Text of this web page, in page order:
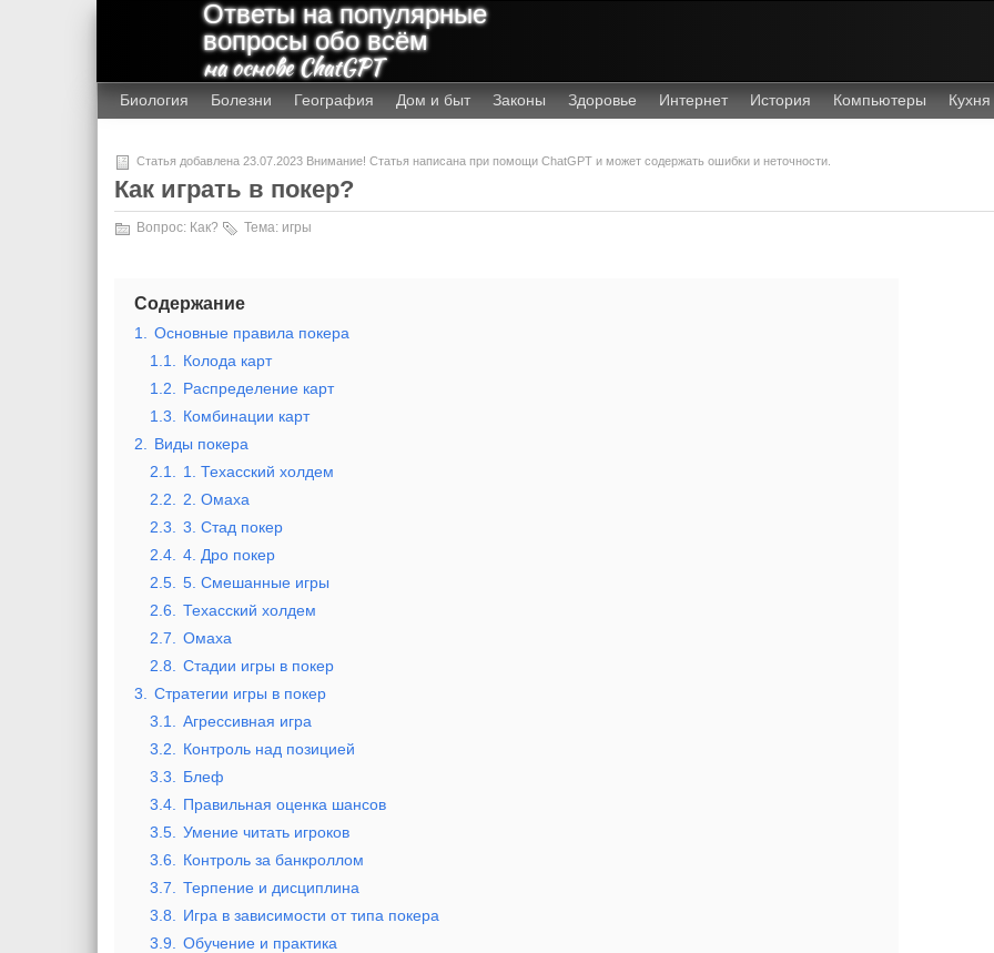
Ответы на популярные
вопросы обо всём
на основе ChatGPT
Биология Болезни География Дом и быт Законы Здоровье Интернет История Компьютеры Кухня
Статья добавлена 23.07.2023 Внимание! Статья написана при помощи ChatGPT и может содержать ошибки и неточности.
Как играть в покер?
Вопрос: Как? Тема: игры
Содержание
1.
Основные правила покера
1.1.
Колода карт
1.2.
Распределение карт
1.3.
Комбинации карт
2.
Виды покера
2.1.
1. Техасский холдем
2.2.
2. Омаха
2.3.
3. Стад покер
2.4.
4. Дро покер
2.5.
5. Смешанные игры
2.6.
Техасский холдем
2.7.
Омаха
2.8.
Стадии игры в покер
3.
Стратегии игры в покер
3.1.
Агрессивная игра
3.2.
Контроль над позицией
3.3.
Блеф
3.4.
Правильная оценка шансов
3.5.
Умение читать игроков
3.6.
Контроль за банкроллом
3.7.
Терпение и дисциплина
3.8.
Игра в зависимости от типа покера
3.9.
Обучение и практика